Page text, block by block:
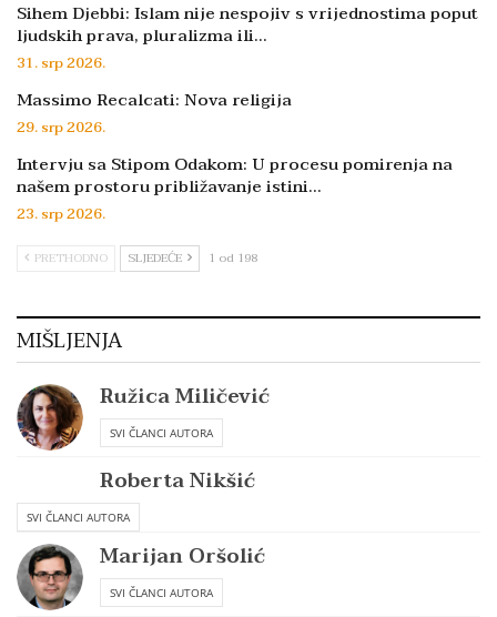
Sihem Djebbi: Islam nije nespojiv s vrijednostima poput
ljudskih prava, pluralizma ili…
31. srp 2026.
Massimo Recalcati: Nova religija
29. srp 2026.
Intervju sa Stipom Odakom: U procesu pomirenja na
našem prostoru približavanje istini…
23. srp 2026.
PRETHODNO SLJEDEĆE 1 od 198
MIŠLJENJA
Ružica Miličević
SVI ČLANCI AUTORA
Roberta Nikšić
SVI ČLANCI AUTORA
Marijan Oršolić
SVI ČLANCI AUTORA